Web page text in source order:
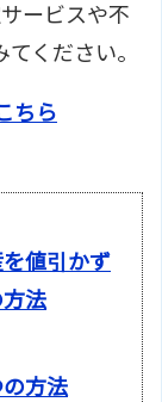
ービスや不
ください。
ちら
値引かず
法
方法